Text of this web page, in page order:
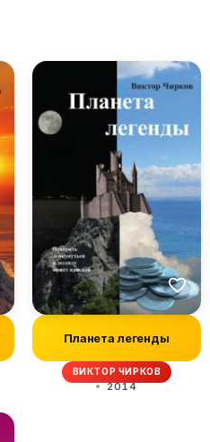
Планета легенды
ВИКТОР ЧИРКОВ
2014